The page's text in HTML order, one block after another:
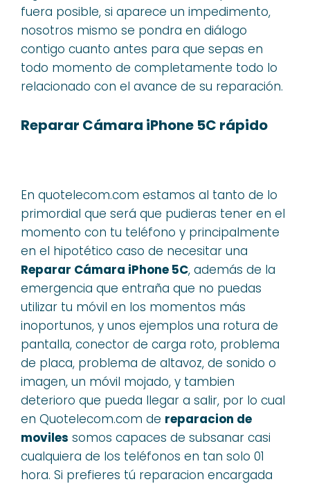
fuera posible, si aparece un impedimento,
nosotros mismo se pondra en diálogo
contigo cuanto antes para que sepas en
todo momento de completamente todo lo
relacionado con el avance de su reparación.
Reparar Cámara iPhone 5C rápido
En quotelecom.com estamos al tanto de lo
primordial que será que pudieras tener en el
momento con tu teléfono y principalmente
en el hipotético caso de necesitar una
Reparar Cámara iPhone 5C, además de la
emergencia que entraña que no puedas
utilizar tu móvil en los momentos más
inoportunos, y unos ejemplos una rotura de
pantalla, conector de carga roto, problema
de placa, problema de altavoz, de sonido o
imagen, un móvil mojado, y tambien
deterioro que pueda llegar a salir, por lo cual
en Quotelecom.com de reparacion de
moviles somos capaces de subsanar casi
cualquiera de los teléfonos en tan solo 01
hora. Si prefieres tú reparacion encargada